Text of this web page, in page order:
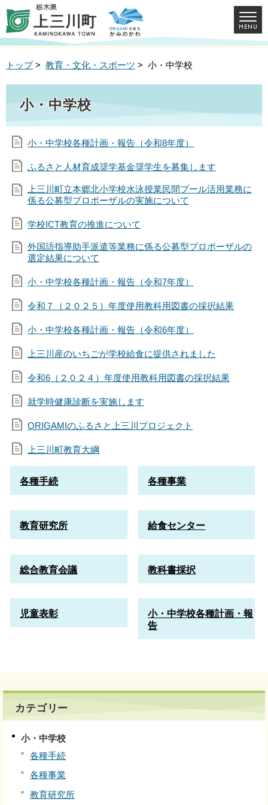
トップ> 教育・文化・スポーツ > 小・中学校
小・中学校
小・中学校各種計画・報告（令和8年度）
ふるさと人材育成奨学基金奨学生を募集します
上三川町立本郷北小学校水泳授業民間プール活用業務に
係る公募型プロポーザルの実施について
学校ICT教育の推進について
外国語指導助手派遣等業務に係る公募型プロポーザルの
選定結果について
小・中学校各種計画・報告（令和7年度）
令和７（２０２５）年度使用教科用図書の採択結果
小・中学校各種計画・報告（令和6年度）
上三川産のいちごが学校給食に提供されました
令和6（２０２４）年度使用教科用図書の採択結果
就学時健康診断を実施します
ORIGAMIのふるさと上三川プロジェクト
上三川町教育大綱
各種手続 各種事業
教育研究所 給食センター
総合教育会議 教科書採択
児童表彰
小・中学校各種計画・報
告
カテゴリー
小・中学校
各種手続
各種事業
教育研究所